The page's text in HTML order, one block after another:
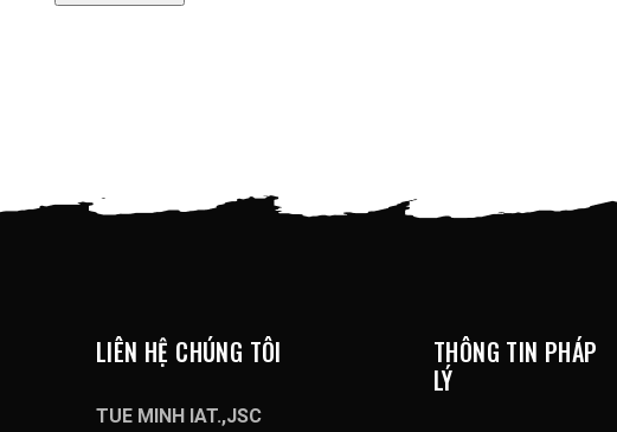
LIÊN HỆ CHÚNG TÔI
TUE MINH IAT.,JSC
THÔNG TIN PHÁP
LÝ